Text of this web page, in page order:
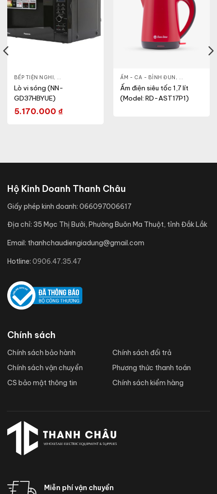
BẾP TIỆN NGHI, GIA DỤNG KHỎE & ĐẸP ,LÒ VI SÓNG
Lò vi sóng (NN-
GD37HBYUE)
5.170.000 ₫
ẤM - CA - BÌNH ĐUN , GIA DỤNG
Ấm điện siêu tốc 1,7 lít
(Model: RD-AST17P1)
CA - BÌNH ,NỒI CƠM ĐIỆN
Hộ Kinh Doanh Thanh Châu
Giấy phép kinh doanh: 066097006617
Địa chỉ: 35 Mạc Thị Bưởi, Phường Buôn Ma Thuột, tỉnh Đắk Lắk
Email: thanhchaudiengiadung@gmail.com
Hotline: 0906.47.35.47
Chính sách
Chính sách bảo hành
Chính sách vận chuyển
CS bảo mật thông tin
Chính sách đổi trả
Phương thức thanh toán
Chính sách kiểm hàng
Miễn phí vận chuyển